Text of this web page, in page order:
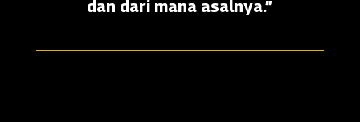
dan dari mana asalnya.”